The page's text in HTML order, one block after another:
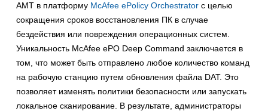
AMT в платформу McAfee ePolicy Orchestrator с целью
сокращения сроков восстановления ПК в случае
бездействия или повреждения операционных систем.
Уникальность McAfee ePO Deep Command заключается в
том, что может быть отправлено любое количество команд
на рабочую станцию путем обновления файла DAT. Это
позволяет изменять политики безопасности или запускать
локальное сканирование. В результате, администраторы